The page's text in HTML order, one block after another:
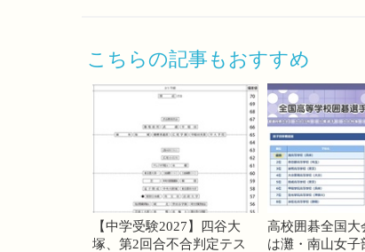
こちらの記事もおすすめ
【中学受験2027】四谷大
塚、第2回合不合判定テス
高校囲碁全国大
は灘・南山女子